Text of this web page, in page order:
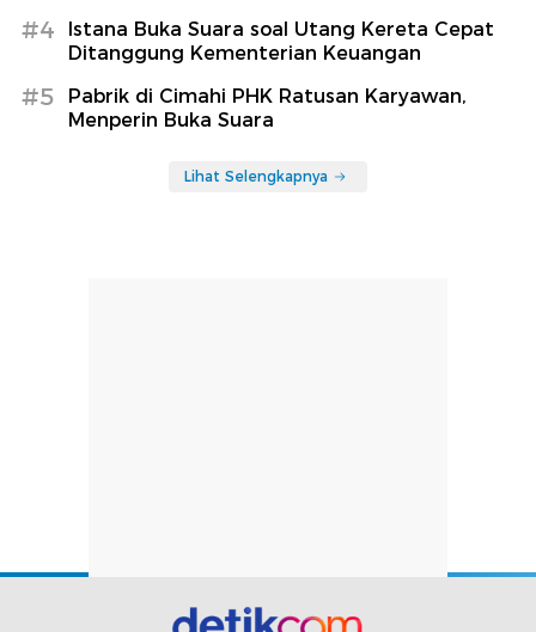
#4
Istana Buka Suara soal Utang Kereta Cepat
Ditanggung Kementerian Keuangan
#5
Pabrik di Cimahi PHK Ratusan Karyawan,
Menperin Buka Suara
Lihat Selengkapnya